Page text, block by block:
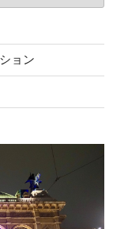
ョン